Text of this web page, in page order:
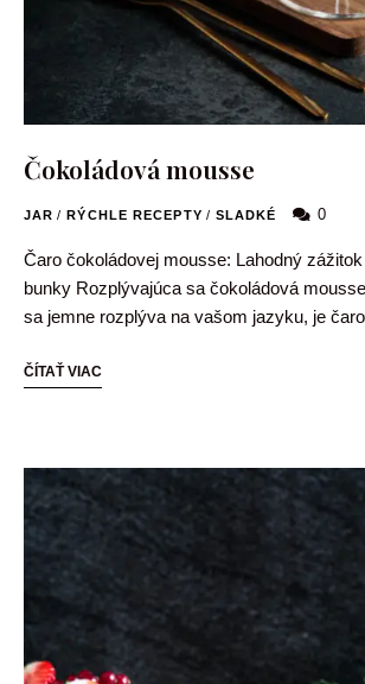
Čokoládová mousse
JAR / RÝCHLE RECEPTY / SLADKÉ 0
Čaro čokoládovej mousse: Lahodný
bunky Rozplývajúca sa čokoládová
sa jemne rozplýva na vašom jazyku, je
ČÍTAŤ VIAC